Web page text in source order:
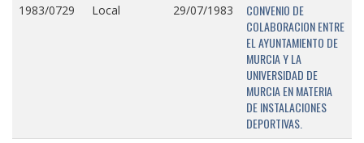
1983/0729 Local 29/07/1983
CONVENIO DE
COLABORACION ENTRE
EL AYUNTAMIENTO DE
MURCIA Y LA
UNIVERSIDAD DE
MURCIA EN MATERIA
DE INSTALACIONES
DEPORTIVAS.